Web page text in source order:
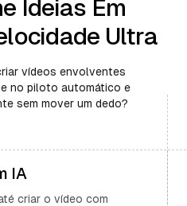
Ideias Em
Ultra
vídeos envolventes
no piloto automático e
sem mover um dedo?
IA
criar o vídeo com